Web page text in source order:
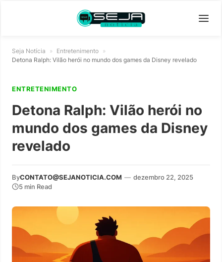
Seja Notícia » Entretenimento »
Detona Ralph: Vilão herói no mundo dos games da Disney revelado
ENTRETENIMENTO
Detona Ralph: Vilão herói no
mundo dos games da Disney
revelado
ByCONTATO@SEJANOTICIA.COM — dezembro 22, 2025
5 min Read